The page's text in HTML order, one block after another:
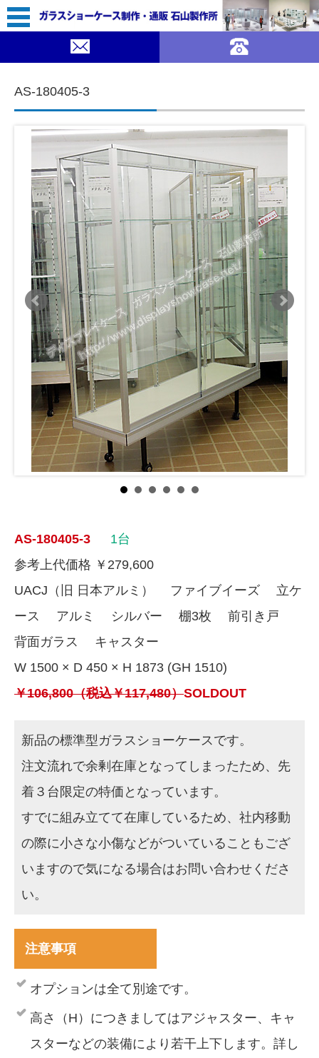
AS-180405-3
AS-180405-3
1台
参考上代価格 ￥279,600
UACJ（旧 日本アルミ） ファイブイーズ 立ケ
ース アルミ シルバー 棚3枚 前引き戸
背面ガラス キャスター
W 1500 × D 450 × H 1873 (GH 1510)
￥106,800（税込￥117,480）SOLDOUT
新品の標準型ガラスショーケースです。
注文流れで余剰在庫となってしまったため、先
着３台限定の特価となっています。
すでに組み立てて在庫しているため、社内移動
の際に小さな小傷などがついていることもござ
いますので気になる場合はお問い合わせくださ
い。
注意事項
オプションは全て別途です。
高さ（H）につきましてはアジャスター、キャ
スターなどの装備により若干上下します。詳し